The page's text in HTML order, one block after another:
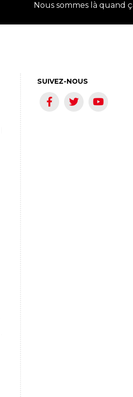
Nous sommes là quand
SUIVEZ-NOUS